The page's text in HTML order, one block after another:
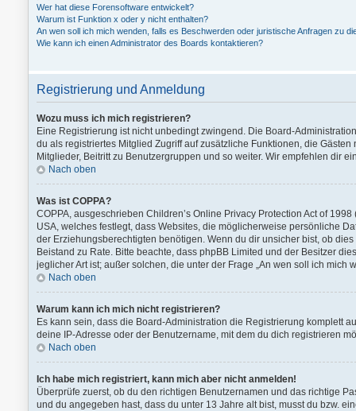
Wer hat diese Forensoftware entwickelt?
Warum ist Funktion x oder y nicht enthalten?
An wen soll ich mich wenden, falls es Beschwerden oder juristische Anfragen zu
Wie kann ich einen Administrator des Boards kontaktieren?
Registrierung und Anmeldung
Wozu muss ich mich registrieren?
Eine Registrierung ist nicht unbedingt zwingend. Die Board-
du als registriertes Mitglied Zugriff auf zusätzliche Funktionen, die
Mitglieder, Beitritt zu Benutzergruppen und so weiter. Wir empfehlen dir
Nach oben
Was ist COPPA?
COPPA, ausgeschrieben Children’s Online Privacy Protection Act of
USA, welches festlegt, dass Websites, die möglicherweise persönliche
der Erziehungsberechtigten benötigen. Wenn du dir unsicher bist, ob
Beistand zu Rate. Bitte beachte, dass phpBB Limited und der Besitzer
jeglicher Art ist; außer solchen, die unter der Frage „An wen soll ich
Nach oben
Warum kann ich mich nicht registrieren?
Es kann sein, dass die Board-Administration die Registrierung komplett
deine IP-Adresse oder der Benutzername, mit dem du dich registrieren
Nach oben
Ich habe mich registriert, kann mich aber nicht anmelden!
Überprüfe zuerst, ob du den richtigen Benutzernamen und das richtige
und du angegeben hast, dass du unter 13 Jahre alt bist, musst du bzw.